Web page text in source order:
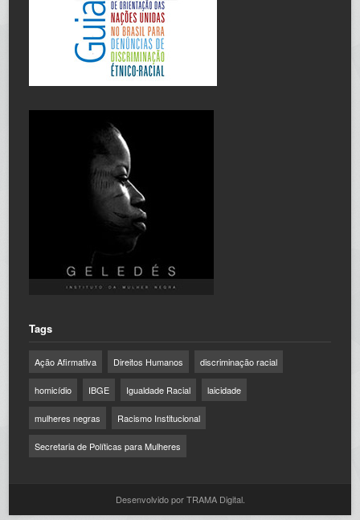
Tags
Ação Afirmativa Direitos Humanos discriminação racial
homicídio IBGE Igualdade Racial laicidade
mulheres negras Racismo Institucional
Secretaria de Políticas para Mulheres
Desenvolvido por TRAMA Digital.